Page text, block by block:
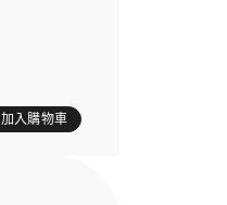
加入購物車